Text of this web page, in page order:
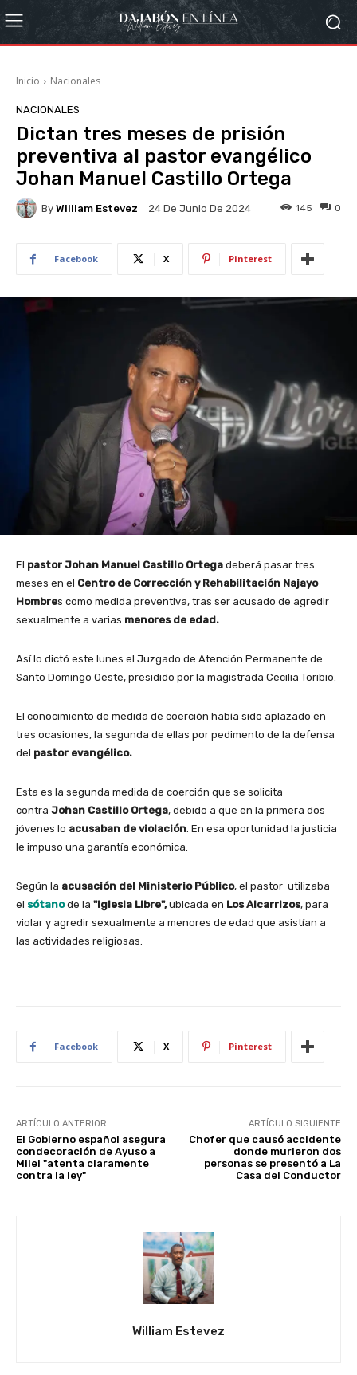
Inicio Nacionales
NACIONALES
Dictan tres meses de prisión
preventiva al pastor evangélico
Johan Manuel Castillo Ortega
By William Estevez 24 De Junio De 2024 0
145
Facebook X Pinterest
El pastor Johan Manuel Castillo Ortega deberá pasar tres
meses en el Centro de Corrección y Rehabilitación Najayo
Hombres como medida preventiva, tras ser acusado de agredir
sexualmente a varias menores de edad.
Así lo dictó este lunes el Juzgado de Atención Permanente de
Santo Domingo Oeste, presidido por la magistrada Cecilia Toribio.
El conocimiento de medida de coerción había sido aplazado en
tres ocasiones, la segunda de ellas por pedimento de la defensa
del pastor evangélico.
Esta es la segunda medida de coerción que se solicita
contra Johan Castillo Ortega, debido a que en la primera dos
jóvenes lo acusaban de violación. En esa oportunidad la justicia
le impuso una garantía económica.
Según la acusación del Ministerio Público, el pastor utilizaba
el sótanode la "Iglesia Libre",ubicada en Los Alcarrizos, para
violar y agredir sexualmente a menores de edad que asistían a
las actividades religiosas.
Facebook X Pinterest
ARTÍCULO ANTERIOR
El Gobierno español asegura
condecoración de Ayuso a
Milei "atenta claramente
contra la ley"
ARTÍCULO SIGUIENTE
Chofer que causó accidente
donde murieron dos
personas se presentó a La
Casa del Conductor
William Estevez